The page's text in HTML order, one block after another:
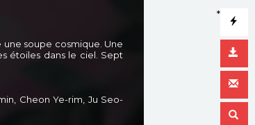
*
une soupe cosmique. Une
étoiles dans le ciel. Sept
Cheon Ye-rim, Ju Seo-